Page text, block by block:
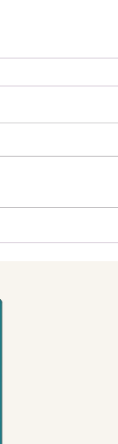
内で愛される聖
界最高峰のラフ